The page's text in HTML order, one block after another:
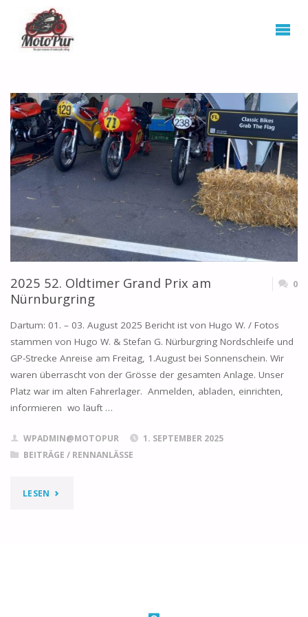
2025 52. Oldtimer Grand Prix am
Nürnburgring
0
Dartum: 01. – 03. August 2025 Bericht ist von Hugo W. / Fotos
stammen von Hugo W. & Stefan G. Nürburgring Nordschleife und
GP-Strecke Anreise am Freitag, 1.August bei Sonnenschein. Wir
waren überrascht von der Grösse der gesamten Anlage. Unser
Platz war im alten Fahrerlager. Anmelden, abladen, einrichten,
informieren wo läuft …
WPADMIN@MOTOPUR
1. SEPTEMBER 2025
BEITRÄGE / RENNANLÄSSE
LESEN "2025